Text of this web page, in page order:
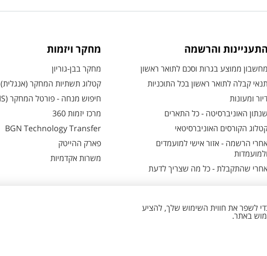
התעניינות והרשמה
מחשבון ממוצע בגרות וסכם לתואר ראשון
תנאי קבלה לתואר ראשון בכל התוכניות
ומעונות
שנתון האוניברסיטה - כל התארים
הקורסים האוניברסיטאי
הרשמה - אזור אישי למועמדים
ולמועמדות
שהתקבלת - כל מה שצריך לדעת
מחקר ויזמות
מחקר בבן-גוריון
קטלוג תשתיות המחקר (אנגלית)
חיפוש מנחה - פורטל המחקר (CRIS)
מרכז יזמות 360
BGN Technology Transfer
פארק ההייטק
משרות אקדמיות